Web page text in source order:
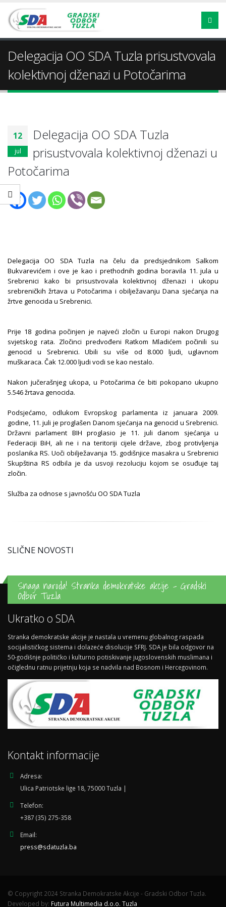
Delegacija OO SDA Tuzla prisustvovala
kolektivnoj dženazi u Potočarima
12
jul
Delegacija OO SDA Tuzla
prisustvovala kolektivnoj dženazi u
Potočarima
Delegacija OO SDA Tuzla na čelu da predsjednikom Salkom
Bukvarevićem i ove je kao i prethodnih godina boravila 11. jula u
Srebrenici kako bi prisustvovala kolektivnoj dženazi i ukopu
srebreničkih žrtava u Potočarima i obilježavanju Dana sjećanja na
žrtve genocida u Srebrenici.
Prije 18 godina počinjen je najveći zločin u Europi nakon Drugog
svjetskog rata. Zločinci predvođeni Ratkom Mladićem počinili su
genocid u Srebrenici. Ubili su više od 8.000 ljudi, uglavnom
muškaraca. Čak 12.000 ljudi vodi se kao nestalo.
Nakon jučerašnjeg ukopa, u Potočarima će biti pokopano ukupno
5.546 žrtava genocida.
Podsjećamo, odlukom Evropskog parlamenta iz januara 2009.
godine, 11. juli je proglašen Danom sjećanja na genocid u Srebrenici.
Državni parlament BIH proglasio je 11. juli danom sjećanja u
Federaciji BiH, ali ne i na teritoriji cijele države, zbog protivljenja
poslanika RS. Uoči obilježavanja 15. godišnjice masakra u Srebrenici
Skupština RS odbila je da usvoji rezoluciju kojom se osuđuje taj
zločin.
Služba za odnose s javnošću OO SDA Tuzla
SLIČNE NOVOSTI
Snaga naroda! Stranka demokratske akcije - Gradski
Odbor Tuzla
Ukratko o SDA
Stranka demokratske akcije je nastala u vremenu globalnog raspada
socijalističkog sistema i dolazeće disolucije SFRJ. SDA je bila odgovor na
50-godišnje političko i kulturno potiskivanje jugoslovenskih muslimana i
očiglednu ratnu prijetnju koja se nadvila nad Bosnom i Hercegovinom.
Kontakt informacije
Adresa:
Ulica Patriotske lige 18, 75000 Tuzla |
Telefon:
+387 (35) 275-358
Email:
press@sdatuzla.ba
© Copyright 2024 Stranka Demokratske Akcije - Gradski Odbor Tuzla.
Developed by: Futura Multimedia d.o.o. Tuzla